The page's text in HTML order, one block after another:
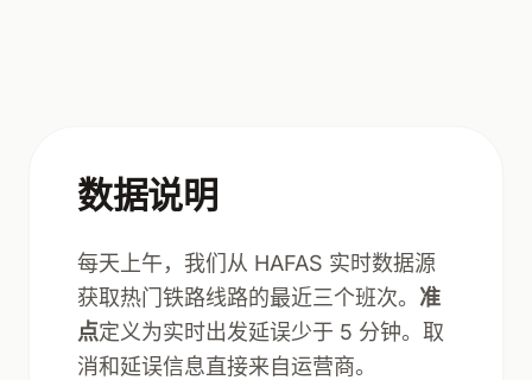
数据说明
每天上午，我们从 HAFAS 实时数据源
获取热门铁路线路的最近三个班次。 准
点定义为实时出发延误少于 5 分钟。取
消和延误信息直接来自运营商。